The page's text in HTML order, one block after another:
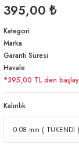
395,00 ₺
Kategori
Marka
Garanti Süresi
Havale
*395,00 TL den
Kalınlık